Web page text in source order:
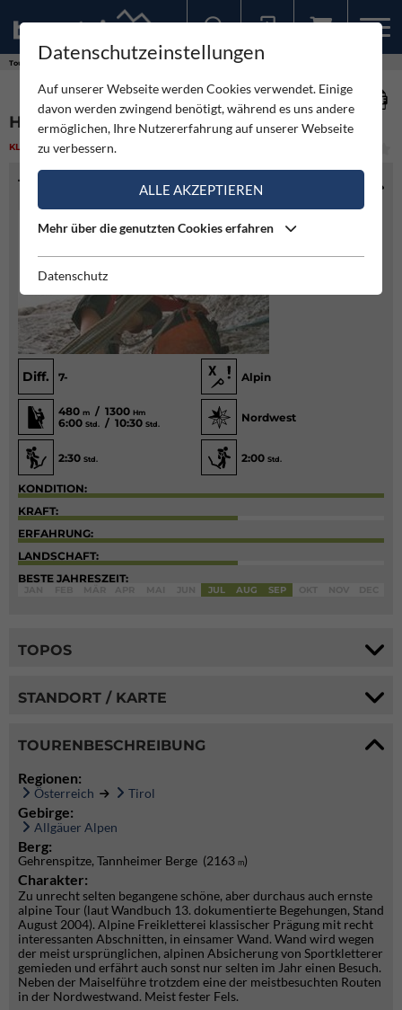
Touren
HERMANN-LODERER-GEDENKWEG
KLETTERN MITTEL
TOURENINFO
Diff. 7- Alpin
480 m / 1300 Hm
6:00 Std. / 10:30 Std.
Nordwest
2:30 Std. 2:00 Std.
KONDITION:
KRAFT:
ERFAHRUNG:
LANDSCHAFT:
BESTE JAHRESZEIT:
JUL AUG SEP
TOPOS
STANDORT / KARTE
TOURENBESCHREIBUNG
Regionen:
Österreich Tirol
Gebirge:
Allgäuer Alpen
Berg:
Gehrenspitze, Tannheimer Berge (2163 m)
Charakter:
Zu unrecht selten begangene schöne, aber durchaus auch ernste
alpine Tour (laut Wandbuch 13. dokumentierte Begehungen, Stand
August 2004). Alpine Freikletterei klassischer Prägung mit recht
interessanten Abschnitten, in einsamer Wand. Wand wird wegen
der meist ursprünglichen, alpinen Absicherung von Sportkletterer
gemieden und erfährt auch sonst nur selten im Jahr einen Besuch.
Neben der Maiselführe trotzdem eine der meistbesuchten Routen
in der Nordwestwand. Meist fester Fels.
Datenschutzeinstellungen
Auf unserer Webseite werden Cookies verwendet. Einige
davon werden zwingend benötigt, während es uns andere
ermöglichen, Ihre Nutzererfahrung auf unserer Webseite
zu verbessern.
ALLE AKZEPTIEREN
Mehr über die genutzten Cookies erfahren
Datenschutz